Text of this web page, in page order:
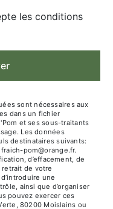
les conditions
sont nécessaires aux
dans un fichier
et ses sous-traitants
Les données
destinataires suivants:
pom@orange.fr.
d’effacement, de
de votre
une
ainsi que d’organiser
pouvez exercer ces
80200 Moislains ou